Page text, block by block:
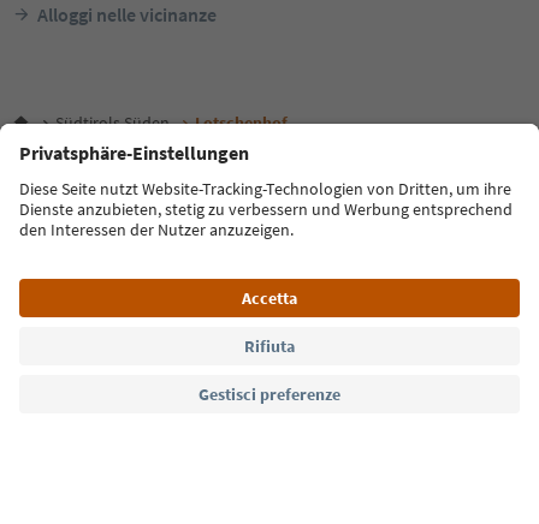
Alloggi nelle vicinanze
Südtirols Süden Lotschenhof
Lingua: Italiano